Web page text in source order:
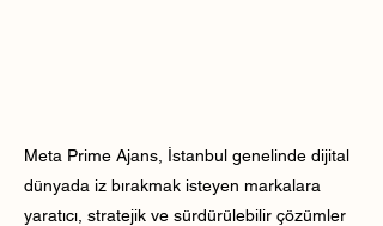
Meta Prime Ajans, İstanbul genelinde dijital
dünyada iz bırakmak isteyen markalara
yaratıcı, stratejik ve sürdürülebilir çözümler